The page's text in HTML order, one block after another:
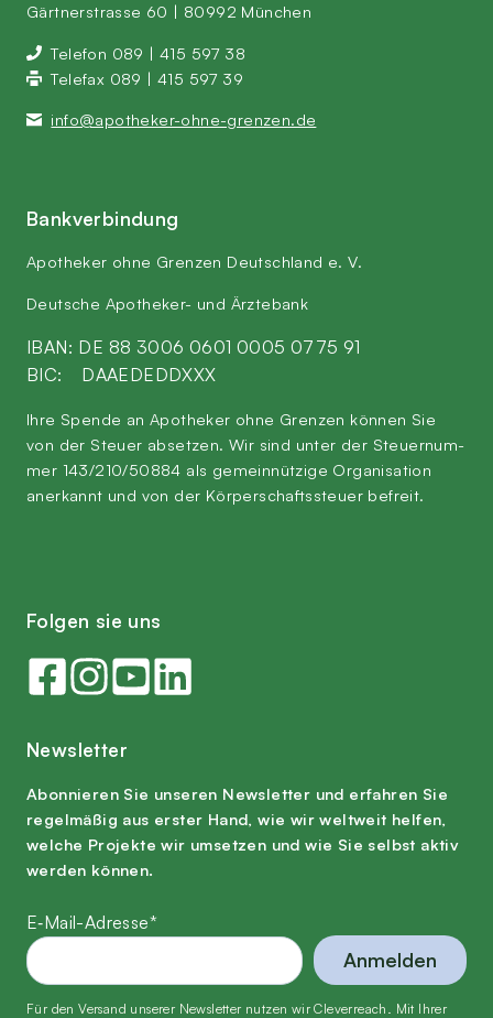
Gärt­ner­stras­se 60 | 80992 München
Tele­fon 089 | 415 597 38
Tele­fax 089 | 415 597 39
info@​apotheker-​ohne-​grenzen.​de
Bank­ver­bin­dung
Apo­the­ker ohne Gren­zen Deutsch­land e. V.
Deut­sche Apo­the­ker- und Ärztebank
IBAN: DE 88 3006 0601 0005 0775 91
BIC: DAAEDEDDXXX
Ihre Spen­de an Apo­the­ker ohne Gren­zen kön­nen Sie
von der Steu­er abset­zen. Wir sind unter der Steu­er­num­
mer 143/210/50884 als gemein­nüt­zi­ge Orga­ni­sa­ti­on
aner­kannt und von der Kör­per­schafts­steu­er befreit.
Fol­gen sie uns
News­let­ter
Abon­nie­ren Sie unse­ren News­let­ter und erfah­ren Sie
regel­mä­ßig aus ers­ter Hand, wie wir welt­weit hel­fen,
wel­che Pro­jek­te wir umset­zen und wie Sie selbst aktiv
wer­den können.
E‑Mail-Adres­se*
Anmelden
Für den Ver­sand unse­rer News­let­ter nut­zen wir Cle­ver­reach. Mit Ihrer